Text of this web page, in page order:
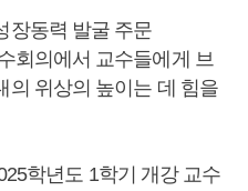
장동력 발굴 주문
회의에서 교수들에게 브
의 위상의 높이는 데 힘을
학년도 1학기 개강 교수